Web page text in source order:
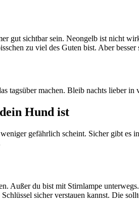
gut sichtbar sein. Neongelb ist nicht
zu viel des Guten bist. Aber
tagsüber machen. Bleib nachts lieber
Hund ist
gefährlich scheint. Sicher gibt es
Außer du bist mit Stirnlampe
sicher verstauen kannst. Die